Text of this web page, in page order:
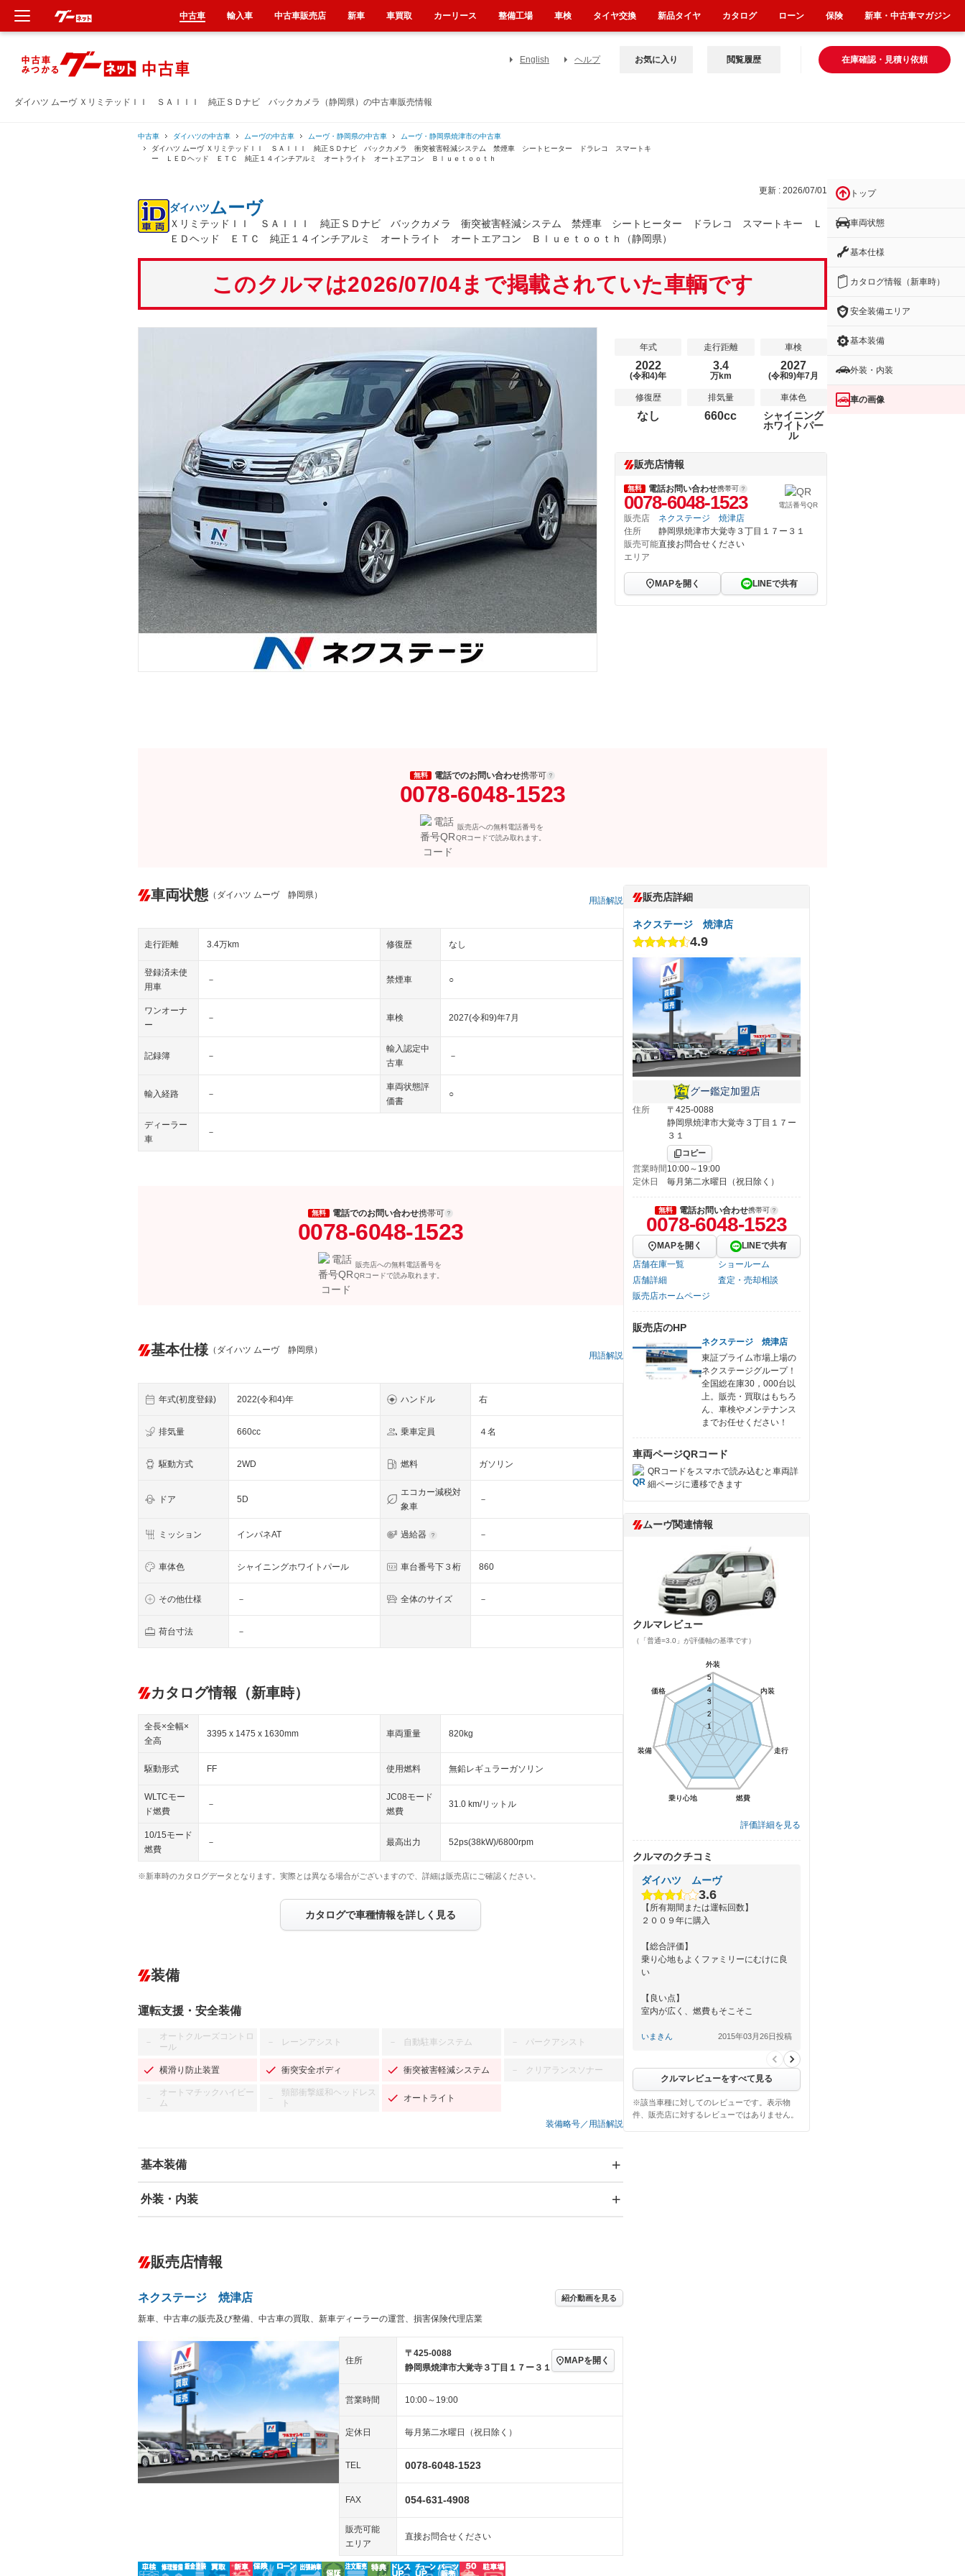
ダイハツ ムーヴ ＸリミテッドＩＩ ＳＡＩＩＩ 純正ＳＤナビ バックカメラ（静岡県）の中古車販売情報
English ヘルプ 在庫確認・見積り依頼
お気に入り 閲覧履歴
中古車 ダイハツの中古車 ムーヴの中古車 ムーヴ・静岡県の中古車
ムーヴ・静岡県焼津市の中古車
ダイハツ ムーヴ ＸリミテッドＩＩ ＳＡＩＩＩ 純正ＳＤナビ バックカメラ 衝突被害軽減システム 禁煙車 シートヒーター ドラレコ スマートキ
ー ＬＥＤヘッド ＥＴＣ 純正１４インチアルミ オートライト オートエアコン Ｂｌｕｅｔｏｏｔｈ
更新 : 2026/07/01
ダイハツムーヴ
ＸリミテッドＩＩ ＳＡＩＩＩ 純正ＳＤナビ バックカメラ 衝突被害軽減システム 禁煙車 シートヒーター ドラレコ スマートキー Ｌ
ＥＤヘッド ＥＴＣ 純正１４インチアルミ オートライト オートエアコン Ｂｌｕｅｔｏｏｔｈ（静岡県）
このクルマは2026/07/04まで掲載されていた車輌です
年式
2022
(令和4)年
走行距離
3.4
万km
車検
2027
(令和9)年7月
修復歴
なし
排気量
660cc
車体色
シャイニング
ホワイトパー
ル
販売店情報
無料 電話お問い合わせ携帯可
0078-6048-1523 電話番号QR
販売店
ネクステージ 焼津店
住所
静岡県焼津市大覚寺３丁目１７ー３１
販売可能
エリア
直接お問合せください
MAPを開く LINEで共有
無料 電話でのお問い合わせ携帯可
0078-6048-1523
販売店への無料電話番号を
QRコードで読み取れます。
車両状態 （ダイハツ ムーヴ 静岡県）
用語解説
走行距離 3.4万km 修復歴 なし
登録済未使
用車
－ 禁煙車 ○
ワンオーナ
ー
－ 車検 2027(令和9)年7月
記録簿 －
輸入認定中
古車
－
輸入経路 －
車両状態評
価書
○
ディーラー
車
－
無料 電話でのお問い合わせ携帯可
0078-6048-1523
販売店への無料電話番号を
QRコードで読み取れます。
基本仕様 （ダイハツ ムーヴ 静岡県）
用語解説
年式(初度登録) 2022(令和4)年 ハンドル 右
排気量 660cc 乗車定員 ４名
駆動方式 2WD 燃料 ガソリン
ドア 5D
エコカー減税対
象車
－
ミッション インパネAT 過給器 －
車体色 シャイニングホワイトパール 車台番号下３桁 860
その他仕様 － 全体のサイズ －
荷台寸法 －
カタログ情報（新車時）
全長×全幅×
全高
3395 x 1475 x 1630mm 車両重量 820kg
駆動形式 FF 使用燃料 無鉛レギュラーガソリン
WLTCモー
ド燃費
－
JC08モード
燃費
31.0 km/リットル
10/15モード
燃費
－ 最高出力 52ps(38kW)/6800rpm
※新車時のカタログデータとなります。実際とは異なる場合がございますので、詳細は販売店にご確認ください。
カタログで車種情報を詳しく見る
装備
運転支援・安全装備
－
オートクルーズコントロ
ール
－ レーンアシスト － 自動駐車システム － パークアシスト
横滑り防止装置 衝突安全ボディ 衝突被害軽減システム － クリアランスソナー
－
オートマチックハイビー
ム
－
頸部衝撃緩和ヘッドレス
ト
オートライト
装備略号／用語解説
基本装備
エアバッグ：運転席/助手席
－ ダウンヒルアシストコントロール
Bluetooth接続 センターデフロック
装備略号／用語解説
外装・内装
オーディオ：ミュージックサーバー
－
ヘッドライトウォッシャ
ー
キーレス
LEDヘッドランプ － HID(キセノンライト) － ポータブルナビ
－ エアロ スマートキー ローダウン
－ ランフラットタイヤ － パワーシート 3列シート ベンチシート
－ フルフラットシート チップアップシート オットマン
シートヒーター － ウォークスルー 後席モニター
－ フロントカメラ － シートエアコン
－ ルーフレール
販売店情報
ネクステージ 焼津店 紹介動画を見る
新車、中古車の販売及び整備、中古車の買取、新車ディーラーの運営、損害保険代理店業
住所
〒425-0088
静岡県焼津市大覚寺３丁目１７ー３１
MAPを開く
営業時間 10:00～19:00
定休日 毎月第二水曜日（祝日除く）
TEL 0078-6048-1523
FAX 054-631-4908
販売可能
エリア
直接お問合せください
販売店詳細
ネクステージ 焼津店
4.9
グー鑑定加盟店
住所
〒425-0088
静岡県焼津市大覚寺３丁目１７ー
３１
コピー
営業時間10:00～19:00
定休日
毎月第二水曜日（祝日除く）
無料 電話お問い合わせ携帯可
0078-6048-1523
MAPを開く
LINEで共有
店舗在庫一覧
ショールーム
店舗詳細
査定・売却相談
販売店ホームページ
販売店のHP
ネクステージ 焼津店
東証プライム市場上場の
ネクステージグループ！
全国総在庫30，000台以
上。販売・買取はもちろ
ん、車検やメンテナンス
までお任せください！
車両ページQRコード
QRコードをスマホで読み込むと車両詳
細ページに遷移できます
ムーヴ関連情報
クルマレビュー
（「普通=3.0」が評価軸の基準です）
外装
内装
走行
燃費
乗り心地
装備
価格
1
2
3
4
5
外装
内装
走行
燃費
乗り心地
装備
価格
1
2
3
4
5
評価詳細を見る
クルマのクチコミ
ダイハツ ムーヴ
3.6
【所有期間または運転回数】
２００９年に購入
【総合評価】
乗り心地もよくファミリーにむけに良
い
【良い点】
室内が広く、燃費もそこそこ
【悪い点】
いまきん 2015年03月26日投稿
クルマレビューをすべて見る
※該当車種に対してのレビューです。表示物
件、販売店に対するレビューではありません。
トップ
車両状態
基本仕様
カタログ情報（新車時）
安全装備エリア
基本装備
外装・内装
車の画像
中古車 輸入車 中古車販売店 新車 車買取 カーリース 整備工場 車検 タイヤ交換 新品タイヤ カタログ ローン 保険 新車・中古車マガジン
新車
中古車